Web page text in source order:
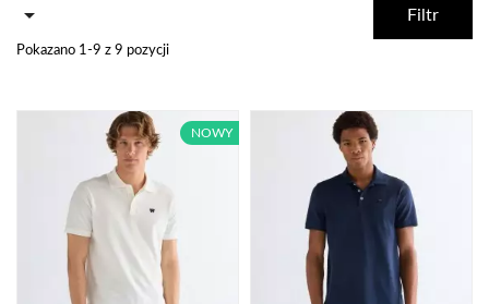
 Filtr
Pokazano 1-9 z 9 pozycji
NOWY